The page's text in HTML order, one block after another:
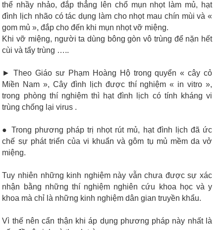
thể nhầy nhảo, đắp thẳng lên chổ mụn nhọt làm mủ, hạt
đình lịch nhão có tác dụng làm cho nhọt mau chín mùi và «
gom mủ », đắp cho đến khi mụn nhọt vỡ miệng.
Khi vỡ miệng, người ta dùng bông gòn vô trùng để nặn hết
cùi và tẩy trùng …..
► Theo Giáo sư Phạm Hoàng Hộ trong quyển « cây cỏ
Miền Nam », Cây đình lịch được thí nghiệm « in vitro »,
trong phòng thí nghiệm thì hạt đình lịch có tính kháng vi
trùng chống lại virus .
● Trong phương pháp trị nhọt rút mủ, hạt đình lịch đã ức
chế sự phát triển của vi khuẩn và gôm tụ mủ mềm da vở
miệng.
Tuy nhiên những kinh nghiệm này vẫn chưa được sự xác
nhận bằng những thí nghiệm nghiên cứu khoa học và y
khoa mà chỉ là những kinh nghiệm dân gian truyền khẩu.
Vì thế nên cẩn thận khi áp dụng phương pháp này nhất là